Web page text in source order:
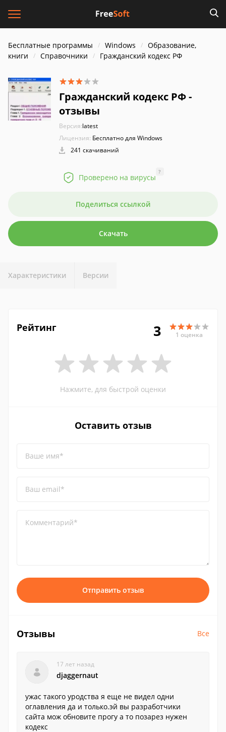
Бесплатные программы Windows
Образование,
книги
Справочники Гражданский кодекс РФ
Гражданский кодекс РФ -
отзывы
Версия:latest
Лицензия: Бесплатно для Windows
241 скачиваний
Проверено на вирусы
?
Поделиться ссылкой
Скачать
Характеристики Версии
Рейтинг 3 1 оценка
Нажмите, для быстрой оценки
Оставить отзыв
Ваше имя*
Ваш email*
Комментарий*
Отправить отзыв
Отзывы Все
17 лет назад
djaggernaut
ужас такого уродства я еще не видел одни
оглавления да и только.эй вы разработчики
сайта мож обновите прогу а то позарез нужен
кодекс